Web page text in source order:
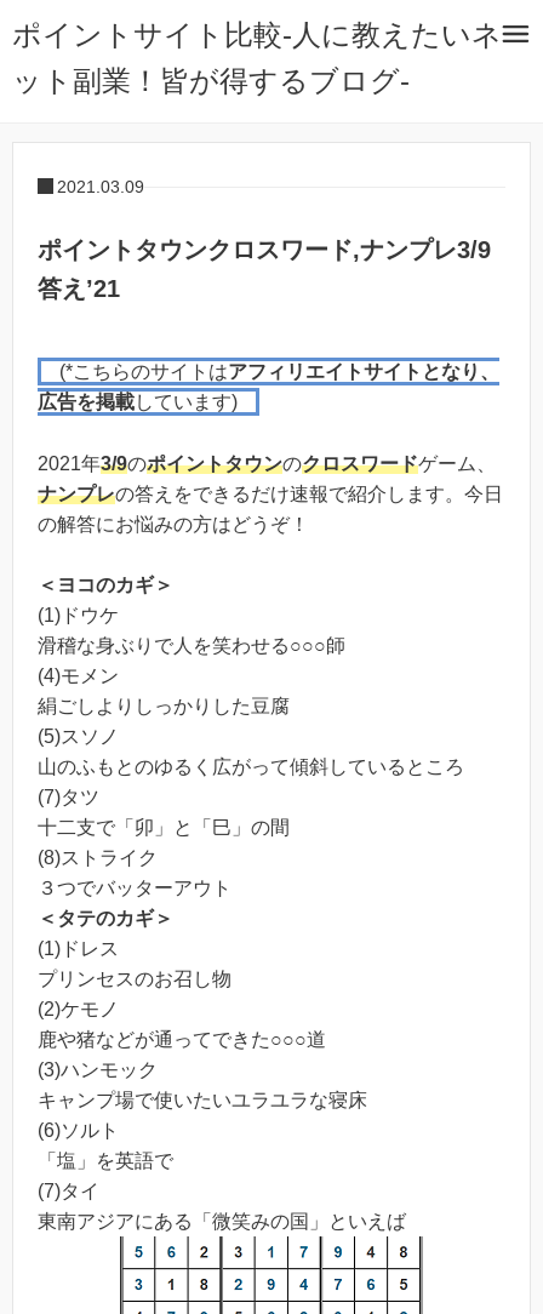
ポイントサイト比較-人に教えたいネ
ット副業！皆が得するブログ-
2021.03.09
ポイントタウンクロスワード,ナンプレ3/9
答え’21
(*こちらのサイトはアフィリエイトサイトとなり、
広告を掲載しています)
2021年3/9のポイントタウンのクロスワードゲーム、
ナンプレの答えをできるだけ速報で紹介します。今日
の解答にお悩みの方はどうぞ！
＜ヨコのカギ＞
(1)ドウケ
滑稽な身ぶりで人を笑わせる○○○師
(4)モメン
絹ごしよりしっかりした豆腐
(5)スソノ
山のふもとのゆるく広がって傾斜しているところ
(7)タツ
十二支で「卯」と「巳」の間
(8)ストライク
３つでバッターアウト
＜タテのカギ＞
(1)ドレス
プリンセスのお召し物
(2)ケモノ
鹿や猪などが通ってできた○○○道
(3)ハンモック
キャンプ場で使いたいユラユラな寝床
(6)ソルト
「塩」を英語で
(7)タイ
東南アジアにある「微笑みの国」といえば